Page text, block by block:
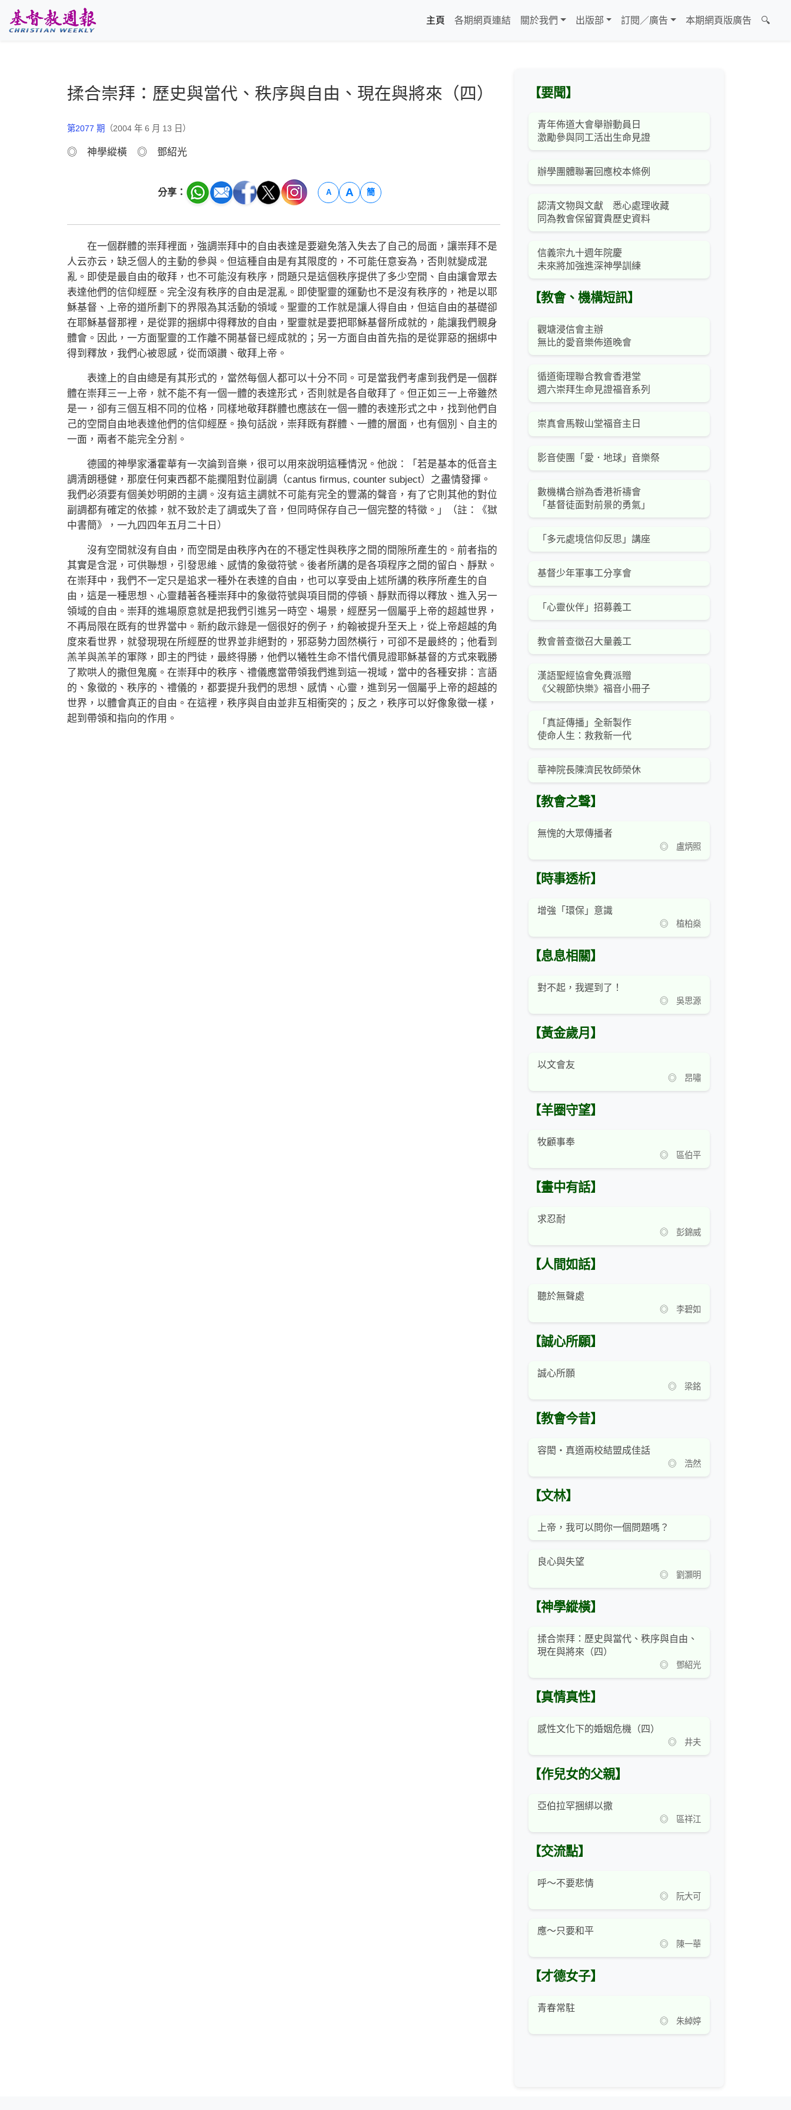
主頁
各期網頁連結 關於我們 出版部 訂閱／廣告 本期網頁版廣告 🔍
揉合崇拜：歷史與當代、秩序與自由、現在與將來（四）
第2077 期 （2004 年 6 月 13 日）
◎ 神學縱橫 ◎ 鄧紹光
分享： A A 簡
在一個群體的崇拜裡面，強調崇拜中的自由表達是要避免落入失去了自己的局面，讓崇拜不是
人云亦云，缺乏個人的主動的參與。但這種自由是有其限度的，不可能任意妄為，否則就變成混
亂。即使是最自由的敬拜，也不可能沒有秩序，問題只是這個秩序提供了多少空間、自由讓會眾去
表達他們的信仰經歷。完全沒有秩序的自由是混亂。即使聖靈的運動也不是沒有秩序的，祂是以耶
穌基督、上帝的道所劃下的界限為其活動的領域。聖靈的工作就是讓人得自由，但這自由的基礎卻
在耶穌基督那裡，是從罪的捆綁中得釋放的自由，聖靈就是要把耶穌基督所成就的，能讓我們親身
體會。因此，一方面聖靈的工作離不開基督已經成就的；另一方面自由首先指的是從罪惡的捆綁中
得到釋放，我們心被恩感，從而頌讚、敬拜上帝。
表達上的自由總是有其形式的，當然每個人都可以十分不同。可是當我們考慮到我們是一個群
體在崇拜三一上帝，就不能不有一個一體的表達形式，否則就是各自敬拜了。但正如三一上帝雖然
是一，卻有三個互相不同的位格，同樣地敬拜群體也應該在一個一體的表達形式之中，找到他們自
己的空間自由地表達他們的信仰經歷。換句話說，崇拜既有群體、一體的層面，也有個別、自主的
一面，兩者不能完全分割。
德國的神學家潘霍華有一次論到音樂，很可以用來說明這種情況。他說：「若是基本的低音主
調清朗穩健，那麼任何東西都不能攔阻對位副調（cantus firmus, counter subject）之盡情發揮。
我們必須要有個美妙明朗的主調。沒有這主調就不可能有完全的豐滿的聲音，有了它則其他的對位
副調都有確定的依據，就不致於走了調或失了音，但同時保存自己一個完整的特徵。」（註：《獄
中書簡》，一九四四年五月二十日）
沒有空間就沒有自由，而空間是由秩序內在的不穩定性與秩序之間的間隙所產生的。前者指的
其實是含混，可供聯想，引發思維、感情的象徵符號。後者所講的是各項程序之間的留白、靜默。
在崇拜中，我們不一定只是追求一種外在表達的自由，也可以享受由上述所講的秩序所產生的自
由，這是一種思想、心靈藉著各種崇拜中的象徵符號與項目間的停頓、靜默而得以釋放、進入另一
領域的自由。崇拜的進場原意就是把我們引進另一時空、場景，經歷另一個屬乎上帝的超越世界，
不再局限在既有的世界當中。新約啟示錄是一個很好的例子，約翰被提升至天上，從上帝超越的角
度來看世界，就發現現在所經歷的世界並非絕對的，邪惡勢力固然橫行，可卻不是最終的；他看到
羔羊與羔羊的軍隊，即主的門徒，最終得勝，他們以犧牲生命不惜代價見證耶穌基督的方式來戰勝
了欺哄人的撒但鬼魔。在崇拜中的秩序、禮儀應當帶領我們進到這一視域，當中的各種安排：言語
的、象徵的、秩序的、禮儀的，都要提升我們的思想、感情、心靈，進到另一個屬乎上帝的超越的
世界，以體會真正的自由。在這裡，秩序與自由並非互相衝突的；反之，秩序可以好像象徵一樣，
起到帶領和指向的作用。
【要聞】
青年佈道大會舉辦動員日
激勵參與同工活出生命見證
辦學團體聯署回應校本條例
認清文物與文獻 悉心處理收藏
同為教會保留寶貴歷史資料
信義宗九十週年院慶
未來將加強進深神學訓練
【教會、機構短訊】
觀塘浸信會主辦
無比的愛音樂佈道晚會
循道衛理聯合教會香港堂
週六崇拜生命見證福音系列
崇真會馬鞍山堂福音主日
影音使團「愛．地球」音樂祭
數機構合辦為香港祈禱會
「基督徒面對前景的勇氣」
「多元處境信仰反思」講座
基督少年軍事工分享會
「心靈伙伴」招募義工
教會普查徵召大量義工
漢語聖經協會免費派贈
《父親節快樂》福音小冊子
「真証傳播」全新製作
使命人生：救救新一代
華神院長陳濟民牧師榮休
【教會之聲】
無愧的大眾傳播者
◎ 盧炳照
【時事透析】
增強「環保」意識
◎ 植柏燊
【息息相關】
對不起，我遲到了！
◎ 吳思源
【黃金歲月】
以文會友
◎ 昂嘯
【羊圈守望】
牧顧事奉
◎ 區伯平
【畫中有話】
求忍耐
◎ 彭錦威
【人間如話】
聽於無聲處
◎ 李碧如
【誠心所願】
誠心所願
◎ 梁銘
【教會今昔】
容閎‧真道兩校結盟成佳話
◎ 浩然
【文林】
上帝，我可以問你一個問題嗎？
良心與失望
◎ 劉灝明
【神學縱橫】
揉合崇拜：歷史與當代、秩序與自由、
現在與將來（四）
◎ 鄧紹光
【真情真性】
感性文化下的婚姻危機（四）
◎ 井夫
【作兒女的父親】
亞伯拉罕捆綁以撒
◎ 區祥江
【交流點】
呼～不要悲情
◎ 阮大可
應～只要和平
◎ 陳一華
【才德女子】
青春常駐
◎ 朱綽婷